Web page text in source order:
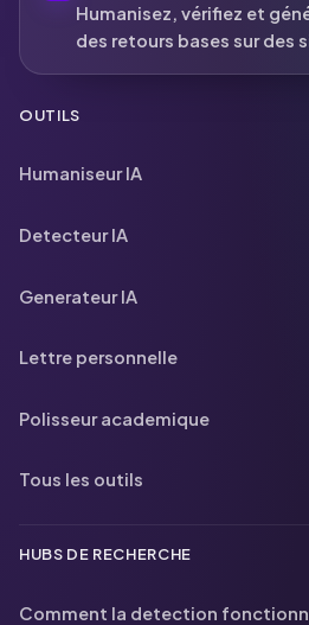
Humanisez, vérifiez et
des retours bases sur des
OUTILS
Humaniseur IA
Detecteur IA
Generateur IA
Lettre personnelle
Polisseur academique
Tous les outils
HUBS DE RECHERCHE
Comment la detection